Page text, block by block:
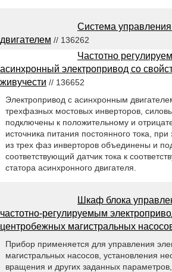
Система
двигателем // 136262
Частотно
асинхронный электропривод со
живучести // 136652
Электропривод с асинхронным
трехфазных мостовых инверторов,
подключены к положительному и
источника питания постоянного тока,
из трех фаз инверторов объединены и
соответствующий датчик тока к
статора асинхронного двигателя.
Шкаф блока
частотно-регулируемым
центробежных магистральных
Прибор применяется для управления
магистральных насосов, установления
вращения и других заданных